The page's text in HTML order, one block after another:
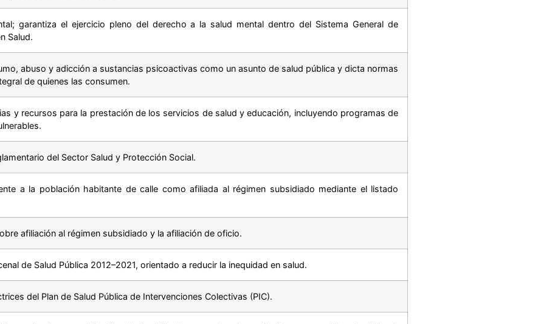
garantiza el ejercicio pleno del derecho a la salud mental dentro del Sistema General de
Salud.
abuso y adicción a sustancias psicoactivas como un asunto de salud pública y dicta normas
de quienes las consumen.
y recursos para la prestación de los servicios de salud y educación, incluyendo programas de
del Sector Salud y Protección Social.
a la población habitante de calle como afiliada al régimen subsidiado mediante el listado
afiliación al régimen subsidiado y la afiliación de oficio.
de Salud Pública 2012–2021, orientado a reducir la inequidad en salud.
del Plan de Salud Pública de Intervenciones Colectivas (PIC).